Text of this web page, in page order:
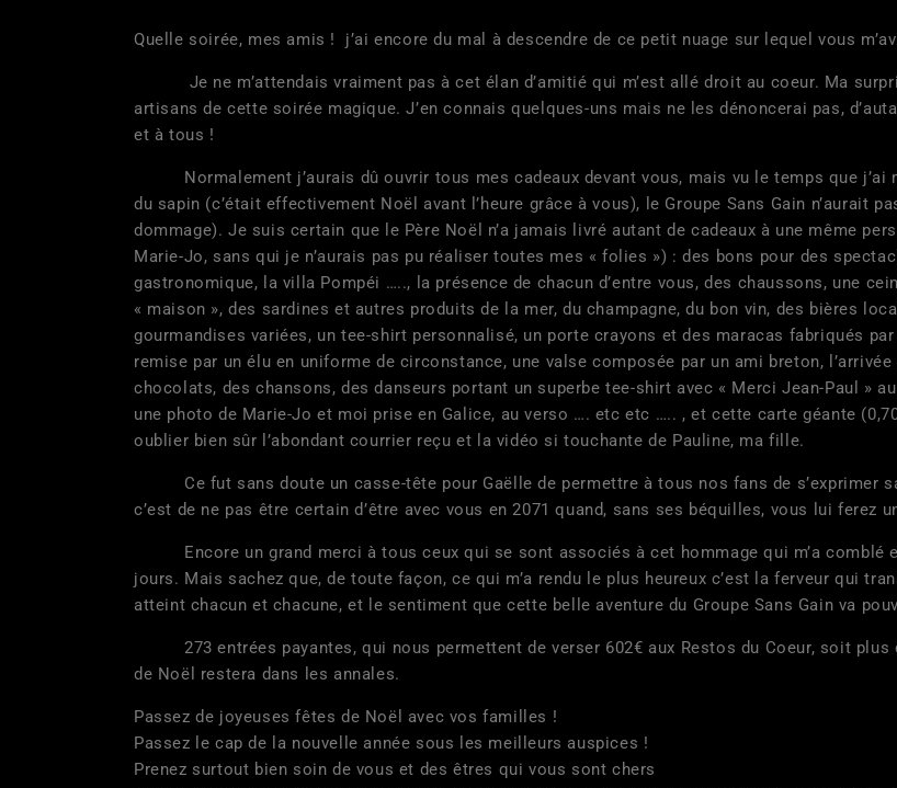
Quelle soirée, mes amis ! j’ai encore du mal à descendre de ce petit nuage sur lequel vous
Je ne m’attendais vraiment pas à cet élan d’amitié qui m’est allé droit au coeur. Ma
artisans de cette soirée magique. J’en connais quelques-uns mais ne les dénoncerai pas,
et à tous !
Normalement j’aurais dû ouvrir tous mes cadeaux devant vous, mais vu le temps que j’ai
du sapin (c’était effectivement Noël avant l’heure grâce à vous), le Groupe Sans Gain n’aurait
dommage). Je suis certain que le Père Noël n’a jamais livré autant de cadeaux à une même
Marie-Jo, sans qui je n’aurais pas pu réaliser toutes mes « folies ») : des bons pour des
gastronomique, la villa Pompéi ….., la présence de chacun d’entre vous, des chaussons, une
« maison », des sardines et autres produits de la mer, du champagne, du bon vin, des bières
gourmandises variées, un tee-shirt personnalisé, un porte crayons et des maracas fabriqués par
remise par un élu en uniforme de circonstance, une valse composée par un ami breton, l’arrivée
chocolats, des chansons, des danseurs portant un superbe tee-shirt avec « Merci Jean-Paul »
une photo de Marie-Jo et moi prise en Galice, au verso …. etc etc ….. , et cette carte géante
oublier bien sûr l’abondant courrier reçu et la vidéo si touchante de Pauline, ma fille.
Ce fut sans doute un casse-tête pour Gaëlle de permettre à tous nos fans de s’exprimer
c’est de ne pas être certain d’être avec vous en 2071 quand, sans ses béquilles, vous lui ferez
Encore un grand merci à tous ceux qui se sont associés à cet hommage qui m’a comblé
jours. Mais sachez que, de toute façon, ce qui m’a rendu le plus heureux c’est la ferveur qui
atteint chacun et chacune, et le sentiment que cette belle aventure du Groupe Sans Gain va
273 entrées payantes, qui nous permettent de verser 602€ aux Restos du Coeur, soit plus
de Noël restera dans les annales.
Passez de joyeuses fêtes de Noël avec vos familles !
Passez le cap de la nouvelle année sous les meilleurs auspices !
Prenez surtout bien soin de vous et des êtres qui vous sont chers